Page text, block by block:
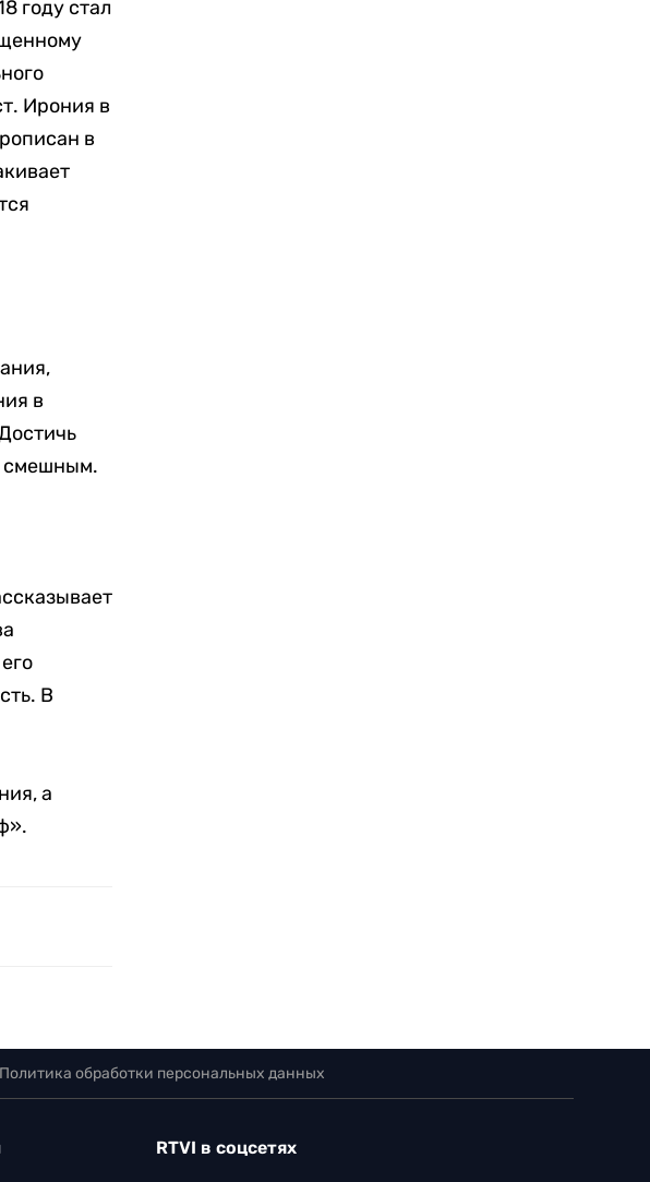
году стал
Ирония в
в
в
смешным.
В
а
Политика обработки персональных данных
RTVI в соцсетях